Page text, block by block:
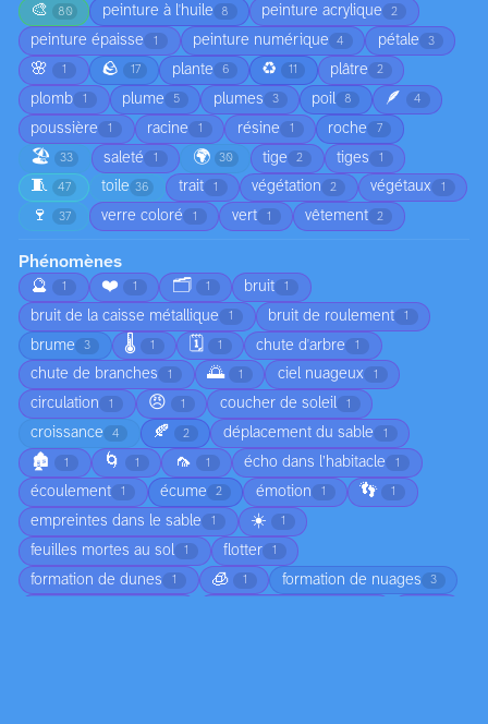
🎨 80 peinture à l'huile 8 peinture acrylique 2
peinture épaisse 1 peinture numérique 4 pétale 3
🌸 1 🪨 17 plante 6 ♻️ 11 plâtre 2
plomb 1 plume 5 plumes 3 poil 8 🪶 4
poussière 1 racine 1 résine 1 roche 7
🏖️ 33 saleté 1 🌍 30 tige 2 tiges 1
🧵 47 toile 36 trait 1 végétation 2 végétaux 1
🍷 37 verre coloré 1 vert 1 vêtement 2
Phénomènes
🔮
1 ❤️ 1 🗂️ 1 bruit 1
bruit de la caisse métallique 1 bruit de roulement 1
brume 3 🌡️ 1 🗓️ 1 chute d'arbre 1
chute de branches 1 🌅 1 ciel nuageux 1
circulation 1 😠 1 coucher de soleil 1
croissance 4 🍂 2 déplacement du sable 1
🏚️ 1 🌀 1 🦟 1 écho dans l’habitacle 1
écoulement 1 écume 2 émotion 1 👣 1
empreintes dans le sable 1 ☀️ 1
feuilles mortes au sol 1 flotter 1
formation de dunes 1 🧊 1 formation de nuages 3